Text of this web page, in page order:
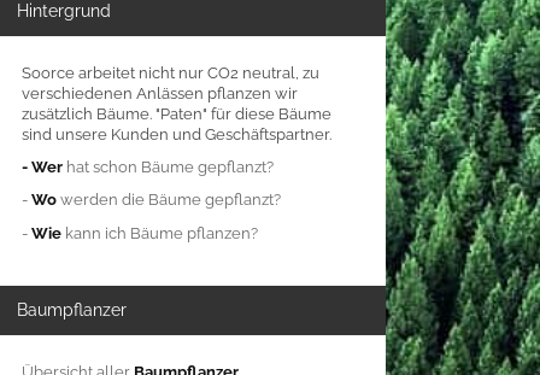
Hintergrund
Soorce arbeitet nicht nur CO2 neutral, zu
verschiedenen Anlässen pflanzen wir
zusätzlich Bäume. "Paten" für diese Bäume
sind unsere Kunden und Geschäftspartner.
- Wer hat schon Bäume gepflanzt?
- Wo werden die Bäume gepflanzt?
- Wie kann ich Bäume pflanzen?
Baumpflanzer